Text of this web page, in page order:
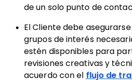
de un solo punto de
El Cliente debe
grupos de interés
estén disponibles para
revisiones creativas y
acuerdo con el flujo de